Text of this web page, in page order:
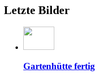
Letzte Bilder
Gartenhütte fertig